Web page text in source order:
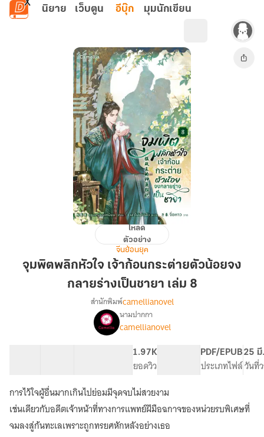
ข้ามไปยังเนื้อหาหลัก
นิยาย เว็บตูน อีบุ๊ก มุมนักเขียน
จุมพิต
หัวใจ
ก้อน
กระต่าย
จง
ร่าง
เป็น
ชายา
เล่ม
8
โหลด
ตัวอย่าง
จีนย้อนยุค
จุมพิตพลิกหัวใจ เจ้าก้อนกระต่ายตัวน้อยจง
กลายร่างเป็นชายา เล่ม 8
เรื่อง
จุมพิต
พลิก
หัวใจ
เจ้า
ก้อน
กระต่าย
ตัว
น้อย
จง
สำนักพิมพ์camellianovel
นามปากกา
camellianovel
1.97K
ยอดวิว
PDF/EPUB
ประเภทไฟล์
25
วันที่
การไว้ใจผู้อื่นมากเกินไปย่อมมีจุดจบไม่สวยงาม
เช่นเดียวกับอดีตเจ้าหน้าที่ทางการแพทย์ฝีมือฉกาจของหน่วยรบพิเศษที่
จมลงสู่ก้นทะเลเพราะถูกทรยศหักหลังอย่างเธอ